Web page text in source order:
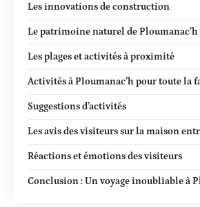
Les innovations de construction
Le patrimoine naturel de Ploumanac’h
Les plages et activités à proximité
Activités à Ploumanac’h pour toute la
Suggestions d’activités
Les avis des visiteurs sur la maison
Réactions et émotions des visiteurs
Conclusion : Un voyage inoubliable à